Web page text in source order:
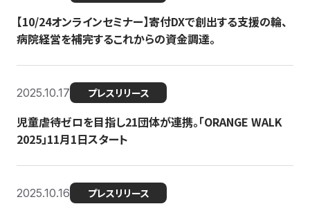
【10/24オンラインセミナー】寄付DXで創出する支援の輪、
病院経営を補完するこれからの資金調達。
2025.10.17 プレスリリース
児童虐待ゼロを目指し21団体が連携。「ORANGE WALK
2025」11月1日スタート
2025.10.16 プレスリリース